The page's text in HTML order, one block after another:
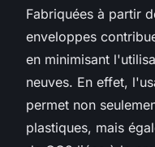
Fabriquées à partir
enveloppes
en minimisant
neuves. En effet,
permet non
plastiques, mais